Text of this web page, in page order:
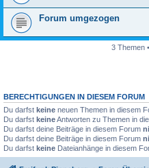
Forum umgezogen
3 Themen
BERECHTIGUNGEN IN DIESEM FORUM
Du darfst keine neuen Themen in diesem
Du darfst keineAntworten zu Themen in
Du darfst deine Beiträge in diesem Forum
Du darfst deine Beiträge in diesem Forum
Du darfst keine Dateianhänge in diesem